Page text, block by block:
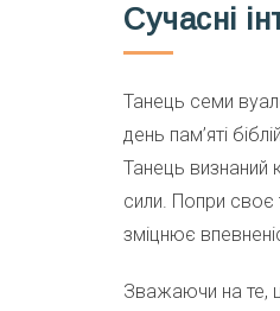
Сучасні
Танець семи
день пам’яті
Танець визнаний
сили. Попри
зміцнює
Зважаючи на те,